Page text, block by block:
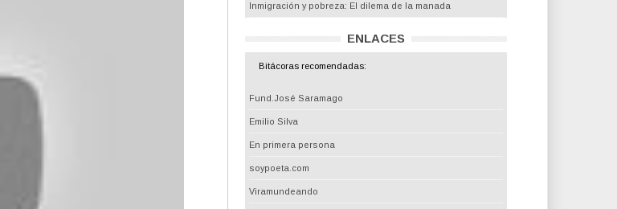
Inmigración y pobreza: El dilema de la manada
ENLACES
Bitácoras recomendadas:
Fund.José Saramago
Emilio Silva
En primera persona
soypoeta.com
Viramundeando